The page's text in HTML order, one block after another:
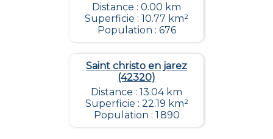
Distance : 0.00 km
Superficie : 10.77 km²
Population : 676
Saint christo en jarez
(42320)
Distance : 13.04 km
Superficie : 22.19 km²
Population : 1 890